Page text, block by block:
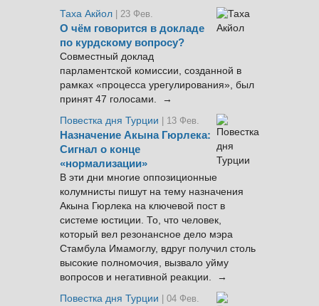
Таха Акйол | 23 Фев.
О чём говорится в докладе
по курдскому вопросу?
Совместный доклад
парламентской комиссии, созданной в
рамках «процесса урегулирования», был
принят 47 голосами. →
Повестка дня Турции
| 13 Фев.
Назначение Акына Гюрлека:
Сигнал о конце
«нормализации»
В эти дни многие оппозиционные
колумнисты пишут на тему назначения
Акына Гюрлека на ключевой пост в
системе юстиции. То, что человек,
который вел резонансное дело мэра
Стамбула Имамоглу, вдруг получил столь
высокие полномочия, вызвало уйму
вопросов и негативной реакции. →
Повестка дня Турции
| 04 Фев.